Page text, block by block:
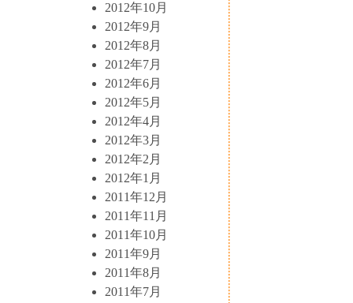
2012年10月
2012年9月
2012年8月
2012年7月
2012年6月
2012年5月
2012年4月
2012年3月
2012年2月
2012年1月
2011年12月
2011年11月
2011年10月
2011年9月
2011年8月
2011年7月